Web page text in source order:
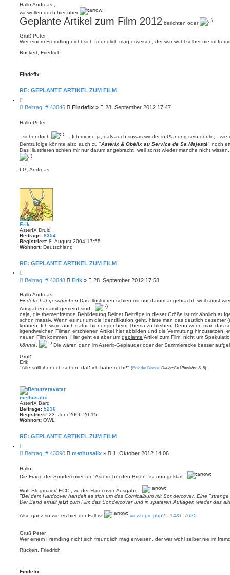
e
e
n
t
r
a
Hallo Andreas ,
wir wollen doch hier über
Geplante Artikel zum Film 2012 berichten oder
Gruß Peter
Wer einem Fremdling nicht sich freundlich mag erweisen, der war wohl selber nie im
Rückert, Friedrich
Findefix
RE: GEPLANTE ARTIKEL ZUM FILM
i
t
e
n
Beitrag: # 43046B
a
g
Findefix » 28. September 2012 17:47
Hallo Peter,
- sicher doch
... Ich meine ja, daß auch sowas wieder in Planung sein dürfte, - wie
Demzufolge könnte also auch zu "Astérix & Obélix au Service de Sa Majesté" noch
Das Illustrieren schien mir nur darum angebracht, weil sonst wieder manche nicht
LG, Andreas
Erik
AsterIX Druid
Beiträge: 8354
Registriert: 8. August 2004 17:55
Wohnort: Deutschland
RE: GEPLANTE ARTIKEL ZUM FILM
i
t
e
r
n
Beitrag: # 43048B
t
r
a
g
Erik » 28. September 2012 17:58
Hallo Andreas,
Findefix hat geschrieben:Das Illustrieren schien mir nur darum angebracht, weil sonst
Ausgaben damit gemeint sind..
naja, die themenfremde Bebilderung Deiner Beiträge in dieser Größe ist mir ähnlich
schon massiv. Wenn es nur um die Identifikation geht, hätte man das deutlich dezenter
können. Ich wäre auch dafür, hier enger beim Thema zu bleiben. Denn wenn man das
irgendwelchen Filmen erschienen Artikel hier abbilden und die Vermutung hinzusetzen,
neuen Film kommen. Hier geht es aber um geplante Artikel zum Film, nicht um
könnte
Die wären dann im Asterix-Geplauder oder der Sammlerecke besser
Gruß
Erik
"Alle sollt ihr noch sehen, daß ich habe recht!" (Erik der Blonde, Die große Überfahrt, S. 5)
methusalix
AsterIX Bard
Beiträge: 5236
Registriert: 23. Juni 2006 20:15
Wohnort: OWL
RE: GEPLANTE ARTIKEL ZUM FILM
i
t
e
e
Beitrag: # 43090B
t
a
g
methusalix » 1. Oktober 2012 14:06
Hallo,
Die Frage der Sondercover für "Asterix bei den Briten" ist nun geklärt :
Wolf Stegmaier/ ECC , zu der Hardcover-Ausgabe :
"Bei dem Hardcover handelt es sich um das Comicalbum mit Sondercover. Eine
Der Band erhält jetzt zum Film das Sondercover und in späteren Auflagen wieder das
Also ganz so wie es hier der Fall ist viewtopic.php?f=14&t=7620
Gruß Peter
Wer einem Fremdling nicht sich freundlich mag erweisen, der war wohl selber nie im
Rückert, Friedrich
Findefix